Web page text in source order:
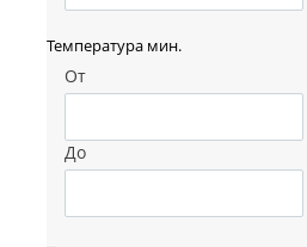
Температура мин.
От
До